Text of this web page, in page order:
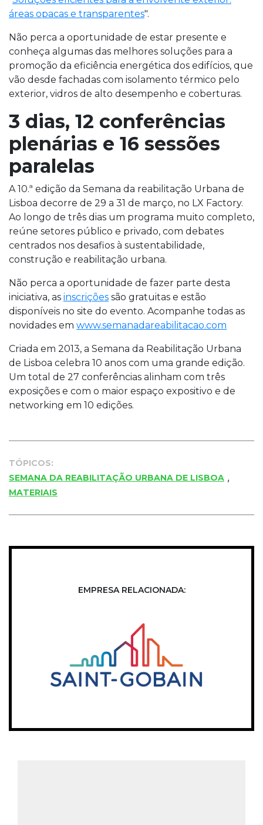
áreas opacas e transparentes".
Não perca a oportunidade de estar presente e
conheça algumas das melhores soluções para a
promoção da eficiência energética dos edifícios, que
vão desde fachadas com isolamento térmico pelo
exterior, vidros de alto desempenho e coberturas.
3 dias, 12 conferências
plenárias e 16 sessões
paralelas
A 10.ª edição da Semana da reabilitação Urbana de
Lisboa decorre de 29 a 31 de março, no LX Factory.
Ao longo de três dias um programa muito completo,
reúne setores público e privado, com debates
centrados nos desafios à sustentabilidade,
construção e reabilitação urbana.
Não perca a oportunidade de fazer parte desta
iniciativa, as inscrições são gratuitas e estão
disponíveis no site do evento. Acompanhe todas as
novidades em www.semanadareabilitacao.com
Criada em 2013, a Semana da Reabilitação Urbana
de Lisboa celebra 10 anos com uma grande edição.
Um total de 27 conferências alinham com três
exposições e com o maior espaço expositivo e de
networking em 10 edições.
TÓPICOS:
SEMANA DA REABILITAÇÃO URBANA DE LISBOA ,
MATERIAIS
EMPRESA RELACIONADA: